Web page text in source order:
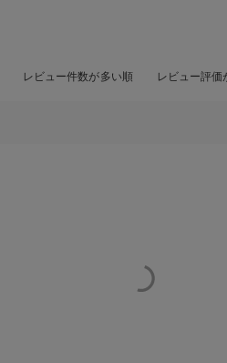
レビュー件数が多い順 レビュー評価